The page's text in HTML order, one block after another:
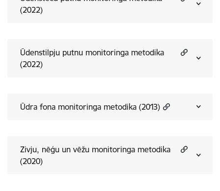
(2022)
Ūdenstilpju putnu monitoringa metodika
(2022)
Ūdra fona monitoringa metodika (2013)
Zivju, nēģu un vēžu monitoringa metodika
(2020)